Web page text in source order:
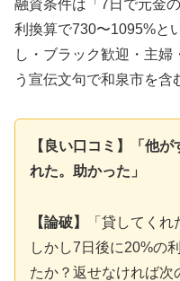
融資条件は「7日で元金
利換算で730〜1095%と
し・ブラック歓迎・主
う宣伝文句で和泉市を含
【良い口コミ】「他
れた。助かった」
【論破】
「貸してく
しかし7日後に20%の
たか？返せなければ次